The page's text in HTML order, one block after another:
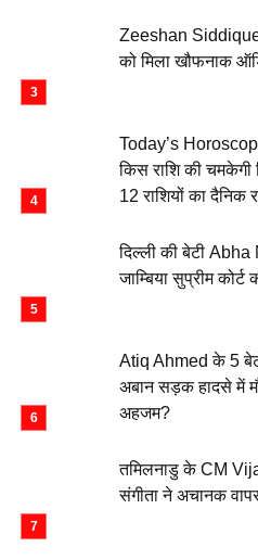
Zeeshan Siddique
को मिला खौफनाक
Today’s
किस राशि की
12 राशियों का दैनिक
दिल्ली की बेटी
जाम्बिया सुप्रीम
Atiq Ahmed के 5
अबान सड़क हादसे में
अहजम?
तमिलनाडु के CM
संगीता ने अचानक